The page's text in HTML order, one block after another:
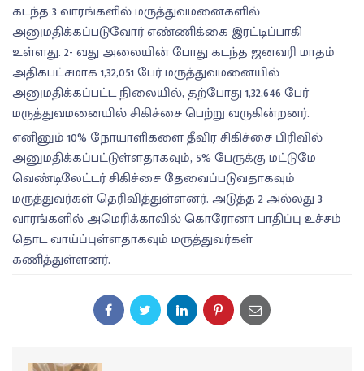
கடந்த 3 வாரங்களில் மருத்துவமனைகளில்
அனுமதிக்கப்படுவோர் எண்ணிக்கை இரட்டிப்பாகி
உள்ளது. 2- வது அலையின் போது கடந்த ஜனவரி மாதம்
அதிகபட்சமாக 1,32,051 பேர் மருத்துவமனையில்
அனுமதிக்கப்பட்ட நிலையில், தற்போது 1,32,646 பேர்
மருத்துவமனையில் சிகிச்சை பெற்று வருகின்றனர்.
எனினும் 10% நோயாளிகளை தீவிர சிகிச்சை பிரிவில்
அனுமதிக்கப்பட்டுள்ளதாகவும், 5% பேருக்கு மட்டுமே
வெண்டிலேட்டர் சிகிச்சை தேவைப்படுவதாகவும்
மருத்துவர்கள் தெரிவித்துள்ளனர். அடுத்த 2 அல்லது 3
வாரங்களில் அமெரிக்காவில் கொரோனா பாதிப்பு உச்சம்
தொட வாய்ப்புள்ளதாகவும் மருத்துவர்கள்
கணித்துள்ளனர்.